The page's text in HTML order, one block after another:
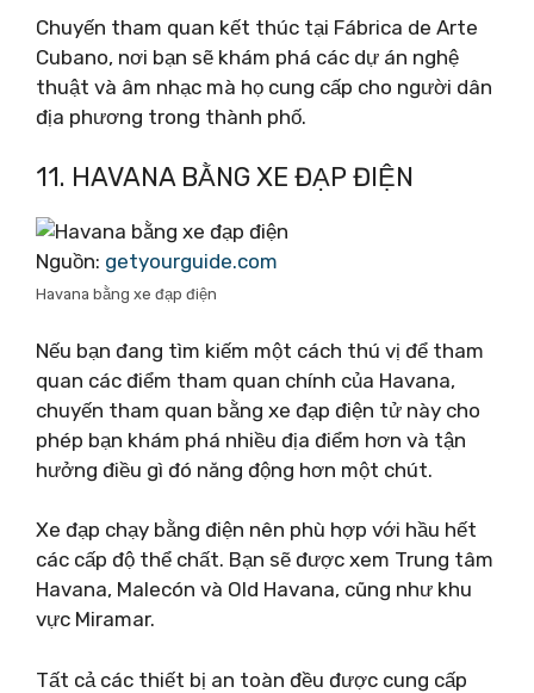
Chuyến tham quan kết thúc tại Fábrica de Arte
Cubano, nơi bạn sẽ khám phá các dự án nghệ
thuật và âm nhạc mà họ cung cấp cho người dân
địa phương trong thành phố.
11. HAVANA BẰNG XE ĐẠP ĐIỆN
Nguồn: getyourguide.com
Havana bằng xe đạp điện
Nếu bạn đang tìm kiếm một cách thú vị để tham
quan các điểm tham quan chính của Havana,
chuyến tham quan bằng xe đạp điện tử này cho
phép bạn khám phá nhiều địa điểm hơn và tận
hưởng điều gì đó năng động hơn một chút.
Xe đạp chạy bằng điện nên phù hợp với hầu hết
các cấp độ thể chất. Bạn sẽ được xem Trung tâm
Havana, Malecón và Old Havana, cũng như khu
vực Miramar.
Tất cả các thiết bị an toàn đều được cung cấp